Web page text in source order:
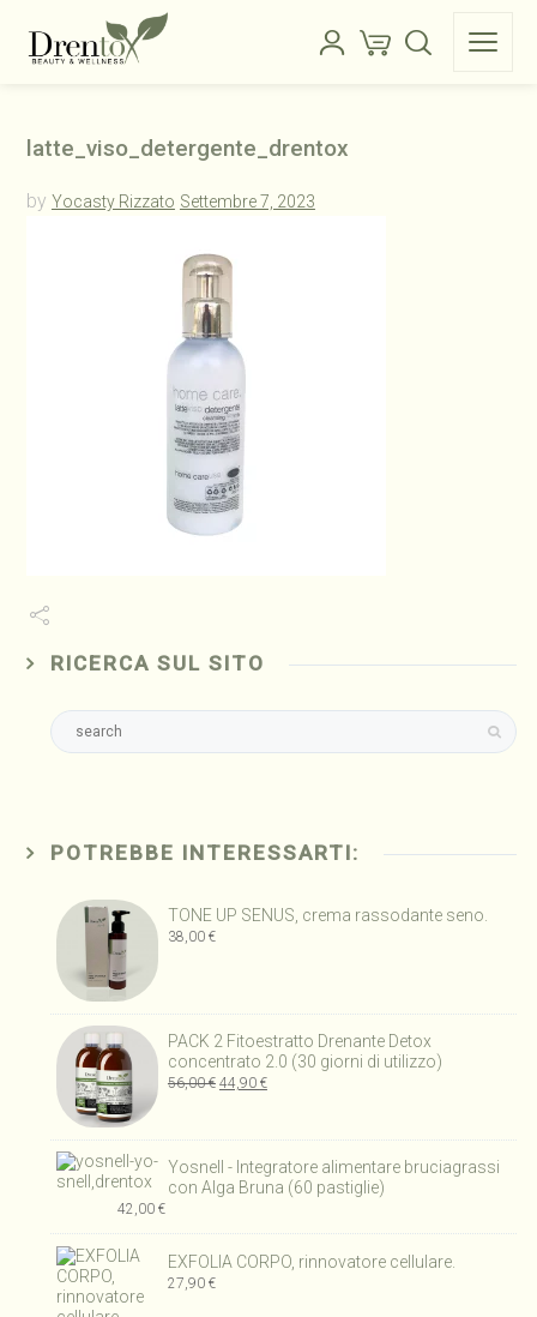
latte_viso_detergente_drentox
by Yocasty Rizzato Settembre 7, 2023
RICERCA SUL SITO
POTREBBE INTERESSARTI:
TONE UP SENUS, crema rassodante seno.
38,00 €
PACK 2 Fitoestratto Drenante Detox
concentrato 2.0 (30 giorni di utilizzo)
56,00€ Il
56,00 €.
44,90 €Il
44,90 €.
Yosnell - Integratore alimentare bruciagrassi
con Alga Bruna (60 pastiglie)
42,00 €
EXFOLIA CORPO, rinnovatore cellulare.
27,90 €